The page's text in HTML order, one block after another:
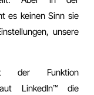
es keinen Sinn sie
unsere
Funktion
LinkedIn™️ die